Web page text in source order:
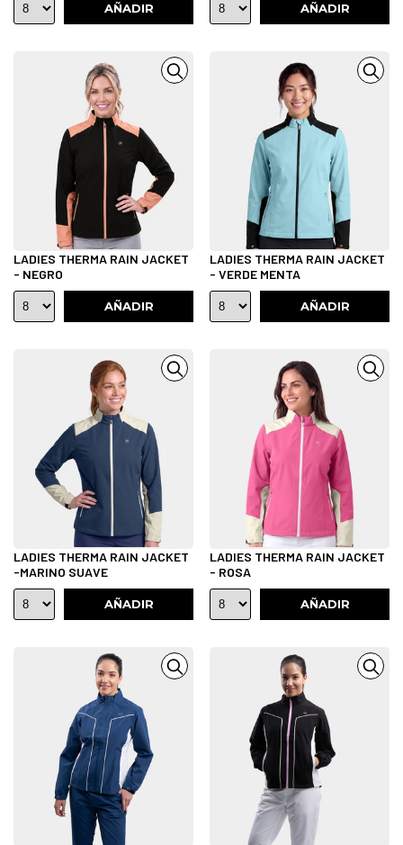
AÑADIR AÑADIR
LADIES THERMA RAIN JACKET
- NEGRO
AÑADIR
LADIES THERMA RAIN JACKET
- VERDE MENTA
AÑADIR
LADIES THERMA RAIN JACKET
-MARINO SUAVE
AÑADIR
LADIES THERMA RAIN JACKET
- ROSA
AÑADIR